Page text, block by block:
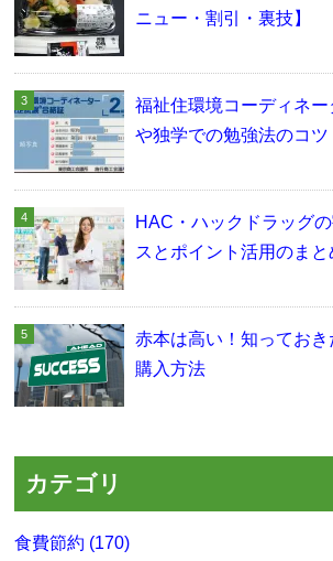
ニュー・割引・裏技】
福祉住環境コーディネ
や独学での勉強法のコツ
HAC・ハックドラッグ
スとポイント活用のまと
赤本は高い！知ってお
購入方法
カテゴリ
食費節約 (170)